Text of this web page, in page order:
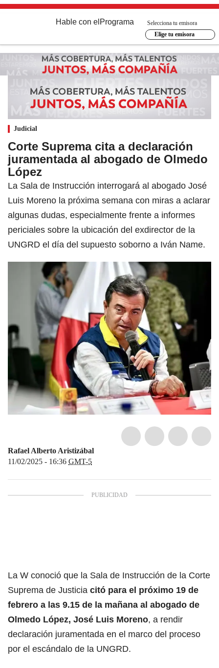
Hable con el Programa
Selecciona tu emisora
Elige tu emisora
Judicial
Corte Suprema cita a declaración
juramentada al abogado de Olmedo
López
La Sala de Instrucción interrogará al abogado José
Luis Moreno la próxima semana con miras a aclarar
algunas dudas, especialmente frente a informes
periciales sobre la ubicación del exdirector de la
UNGRD el día del supuesto soborno a Iván Name.
Rafael Alberto Aristizábal
11/02/2025 - 16:36 GMT-5
La W conoció que la Sala de Instrucción de la Corte
Suprema de Justicia citó para el próximo 19 de
febrero a las 9.15 de la mañana al abogado de
Olmedo López, José Luis Moreno, a rendir
declaración juramentada en el marco del proceso
por el escándalo de la UNGRD.